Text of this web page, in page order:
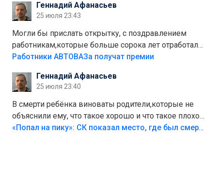
Штрафы мизерные.
Геннадий Афанасьев
25 июля 23:43
Могли бы прислать открытку, с поздравлением
работникам,которые больше сорока лет отработали
на предприятии.
Работники АВТОВАЗа получат премии
Геннадий Афанасьев
25 июля 23:40
В смерти ребёнка виноваты родители,которые не
объяснили ему, что такое хорошо и что такое плохо!
Лезть через такой забор,верх безумия,есть же
«Попал на пику»: СК показал место, где был смертельно травмирован ребенок в Тольятти